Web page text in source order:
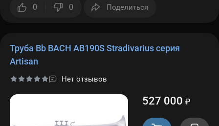
0 0 Поделиться
Труба Bb BACH AB190S Stradivarius серия
Artisan
Нет отзывов
527 000 ₽